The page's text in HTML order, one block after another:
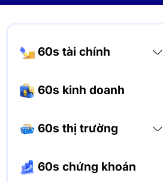
60s tài chính
60s kinh doanh
60s thị trường
60s chứng khoán